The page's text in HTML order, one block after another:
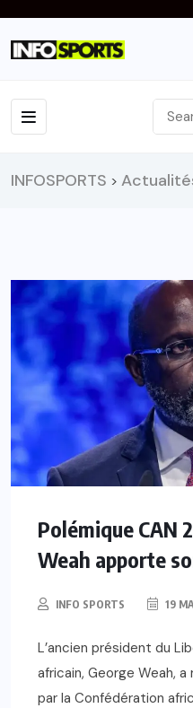
INFOSPORTS >
Polémique CAN
Weah apporte
INFO SPORTS 19
L’ancien président du
africain, George Weah,
par la Confédération